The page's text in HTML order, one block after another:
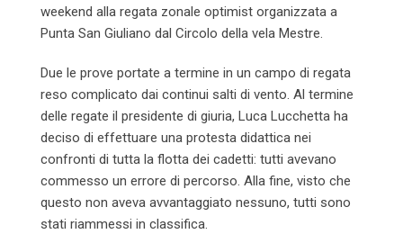
weekend alla regata zonale optimist organizzata a
Punta San Giuliano dal Circolo della vela Mestre.
Due le prove portate a termine in un campo di regata
reso complicato dai continui salti di vento. Al termine
delle regate il presidente di giuria, Luca Lucchetta ha
deciso di effettuare una protesta didattica nei
confronti di tutta la flotta dei cadetti: tutti avevano
commesso un errore di percorso. Alla fine, visto che
questo non aveva avvantaggiato nessuno, tutti sono
stati riammessi in classifica.